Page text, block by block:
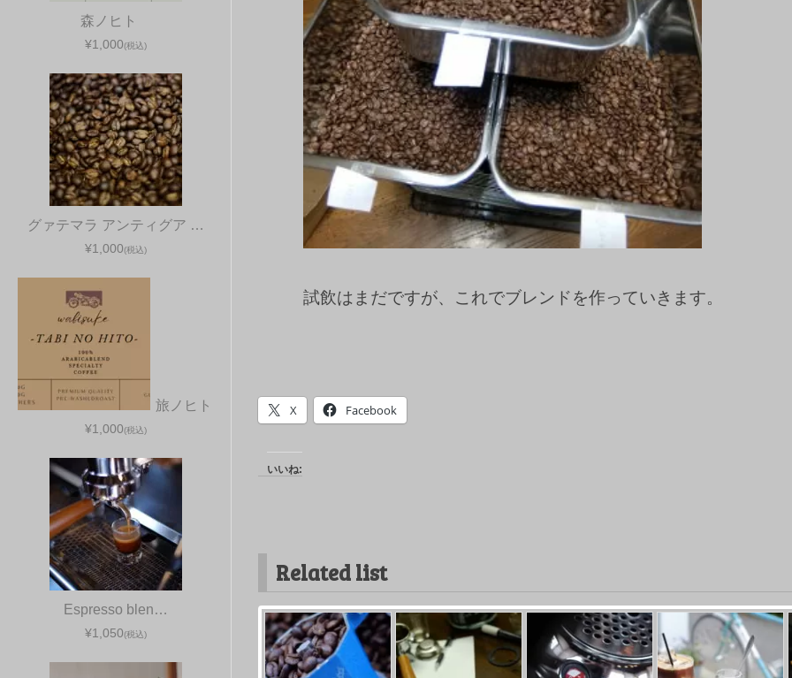
試飲はまだですが、これでブレンドを作っていきます。
X Facebook
いいね:
Related list
森ノヒト
¥1,000(税込)
グァテマラ アンティグア …
¥1,000(税込)
旅ノヒト
¥1,000(税込)
Espresso blen…
¥1,050(税込)